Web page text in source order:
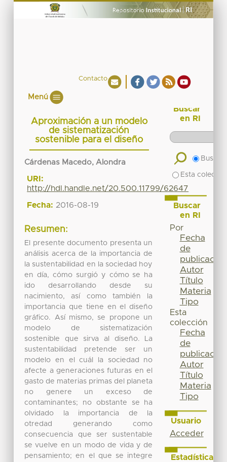
Contacto
Menú
Aproximación a un modelo
de sistematización
sostenible para el diseño
Cárdenas Macedo, Alondra
URI:
http://hdl.handle.net/20.500.11799/62647
Fecha: 2016-08-19
Resumen:
El presente documento presenta un
análisis acerca de la importancia de
la sustentabilidad en la sociedad hoy
en día, cómo surgió y cómo se ha
ido desarrollando desde su
nacimiento, así como también la
importancia que tiene en el diseño
gráfico. Así mismo, se propone un
modelo de sistematización
sostenible que sirva al diseño. La
sustentabilidad pretende ser un
modelo en el cuál la sociedad no
afecte a generaciones futuras en el
gasto de materias primas del planeta
no genere un exceso de
contaminantes; no obstante se ha
olvidado la importancia de la
otredad generando como
consecuencia que ser sustentable
se vuelve en un modo de vida y de
pensamiento; en el que se integre
Buscar
en RI
Buscar
Esta
Buscar
en RI
Por
Fecha
de
publicación
Autor
Título
Materia
Tipo
Esta
colección
Fecha
de
publicación
Autor
Título
Materia
Tipo
Usuario
Acceder
Estadísticas